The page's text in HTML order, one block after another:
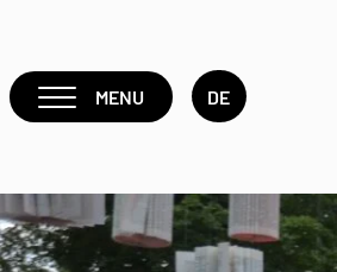
MENU DE